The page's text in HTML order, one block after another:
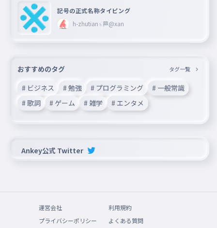
記号の正式名称タイピング
h-zhutian♄🏁@xan
おすすめのタグ タグ一覧
# ビジネス # 勉強 # プログラミング
# 一般常識
# 歌詞
# ゲーム # 雑学 # エンタメ
Ankey公式 Twitter
運営会社
利用規約
プライバシーポリシー
よくある質問